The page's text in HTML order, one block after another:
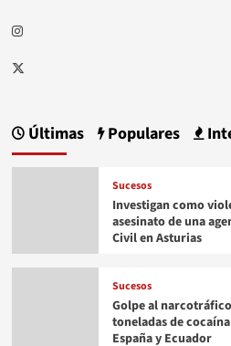
Instagram
Twitter
Últimas Populares
Sucesos
Investigan como
asesinato de una
Civil en Asturias
Sucesos
Golpe al
toneladas de
España y Ecuador